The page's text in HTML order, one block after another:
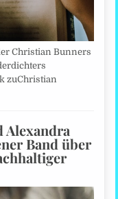
Christian Bunners
zuChristian
Alexandra
Band über